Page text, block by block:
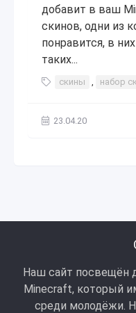
добавит в ваш
скинов, одни из
понравится, в
таких...
скины , набор
23.04.20
Наш сайт посвещён
Minecraft, который
среди молодёжи.